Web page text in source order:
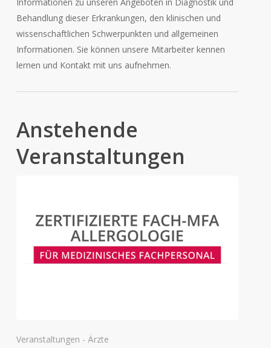
Behandlung dieser Erkrankungen, den klinischen und
wissenschaftlichen Schwerpunkten und allgemeinen
Informationen. Sie können unsere Mitarbeiter kennen
lernen und Kontakt mit uns aufnehmen.
Anstehende
Veranstaltungen
Veranstaltungen - Ärzte